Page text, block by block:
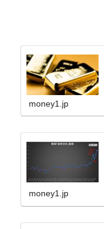
money1.jp
money1.jp